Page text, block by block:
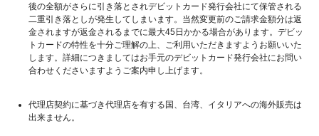
後の全額がさらに引き落とされデビットカード発行会社にて保管される
二重引き落としが発生してしまいます。当然変更前のご請求金額分は返
金されますが返金されるまでに最大45日かかる場合があります。デビッ
トカードの特性を十分ご理解の上、ご利用いただきますようお願いいた
します。詳細につきましてはお手元のデビットカード発行会社にお問い
合わせくださいますようご案内申し上げます。
代理店契約に基づき代理店を有する国、台湾、イタリアへの海外販売は
出来ません。